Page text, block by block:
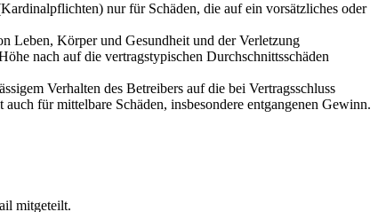
nur für Schäden, die auf ein vorsätzliches oder
Leben, Körper und Gesundheit und der Verletzung
nach auf die vertragstypischen Durchschnittsschäden
Verhalten des Betreibers auf die bei Vertragsschluss
für mittelbare Schäden, insbesondere entgangenen Gewinn.
mitgeteilt.